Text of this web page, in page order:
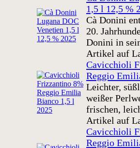
1,5 l 12,5 %
Cà Donini
20.
Donini in
Artikel auf
Cavicchioli
Reggio
Leichter,
weißer
frischen,
Artikel auf
Cavicchioli
Reggio